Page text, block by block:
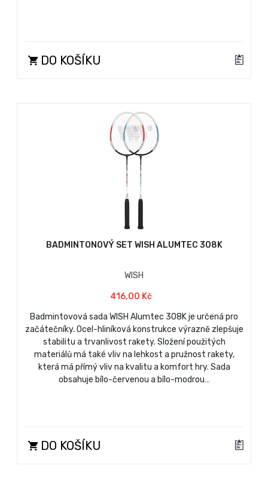
DO KOŠÍKU
BADMINTONOVÝ SET WISH ALUMTEC 308K
WISH
416,00 Kč
Badmintovová sada WISH Alumtec 308K je určená pro
začátečníky. Ocel-hliníková konstrukce výrazně zlepšuje
stabilitu a trvanlivost rakety. Složení použitých
materiálů má také vliv na lehkost a pružnost rakety,
která má přímý vliv na kvalitu a komfort hry. Sada
obsahuje bílo-červenou a bílo-modrou…
DO KOŠÍKU